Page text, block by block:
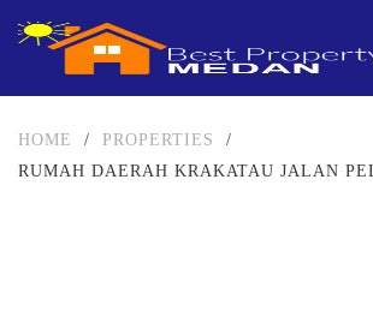
HOME / PROPERTIES
/
RUMAH DAERAH KRAKATAU JALAN